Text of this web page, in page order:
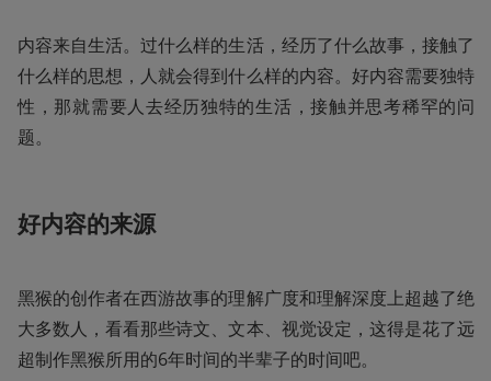
内容来自生活。过什么样的生活，经历了什么故事，接触了
什么样的思想，人就会得到什么样的内容。好内容需要独特
性，那就需要人去经历独特的生活，接触并思考稀罕的问
题。
好内容的来源
黑猴的创作者在西游故事的理解广度和理解深度上超越了绝
大多数人，看看那些诗文、文本、视觉设定，这得是花了远
超制作黑猴所用的6年时间的半辈子的时间吧。